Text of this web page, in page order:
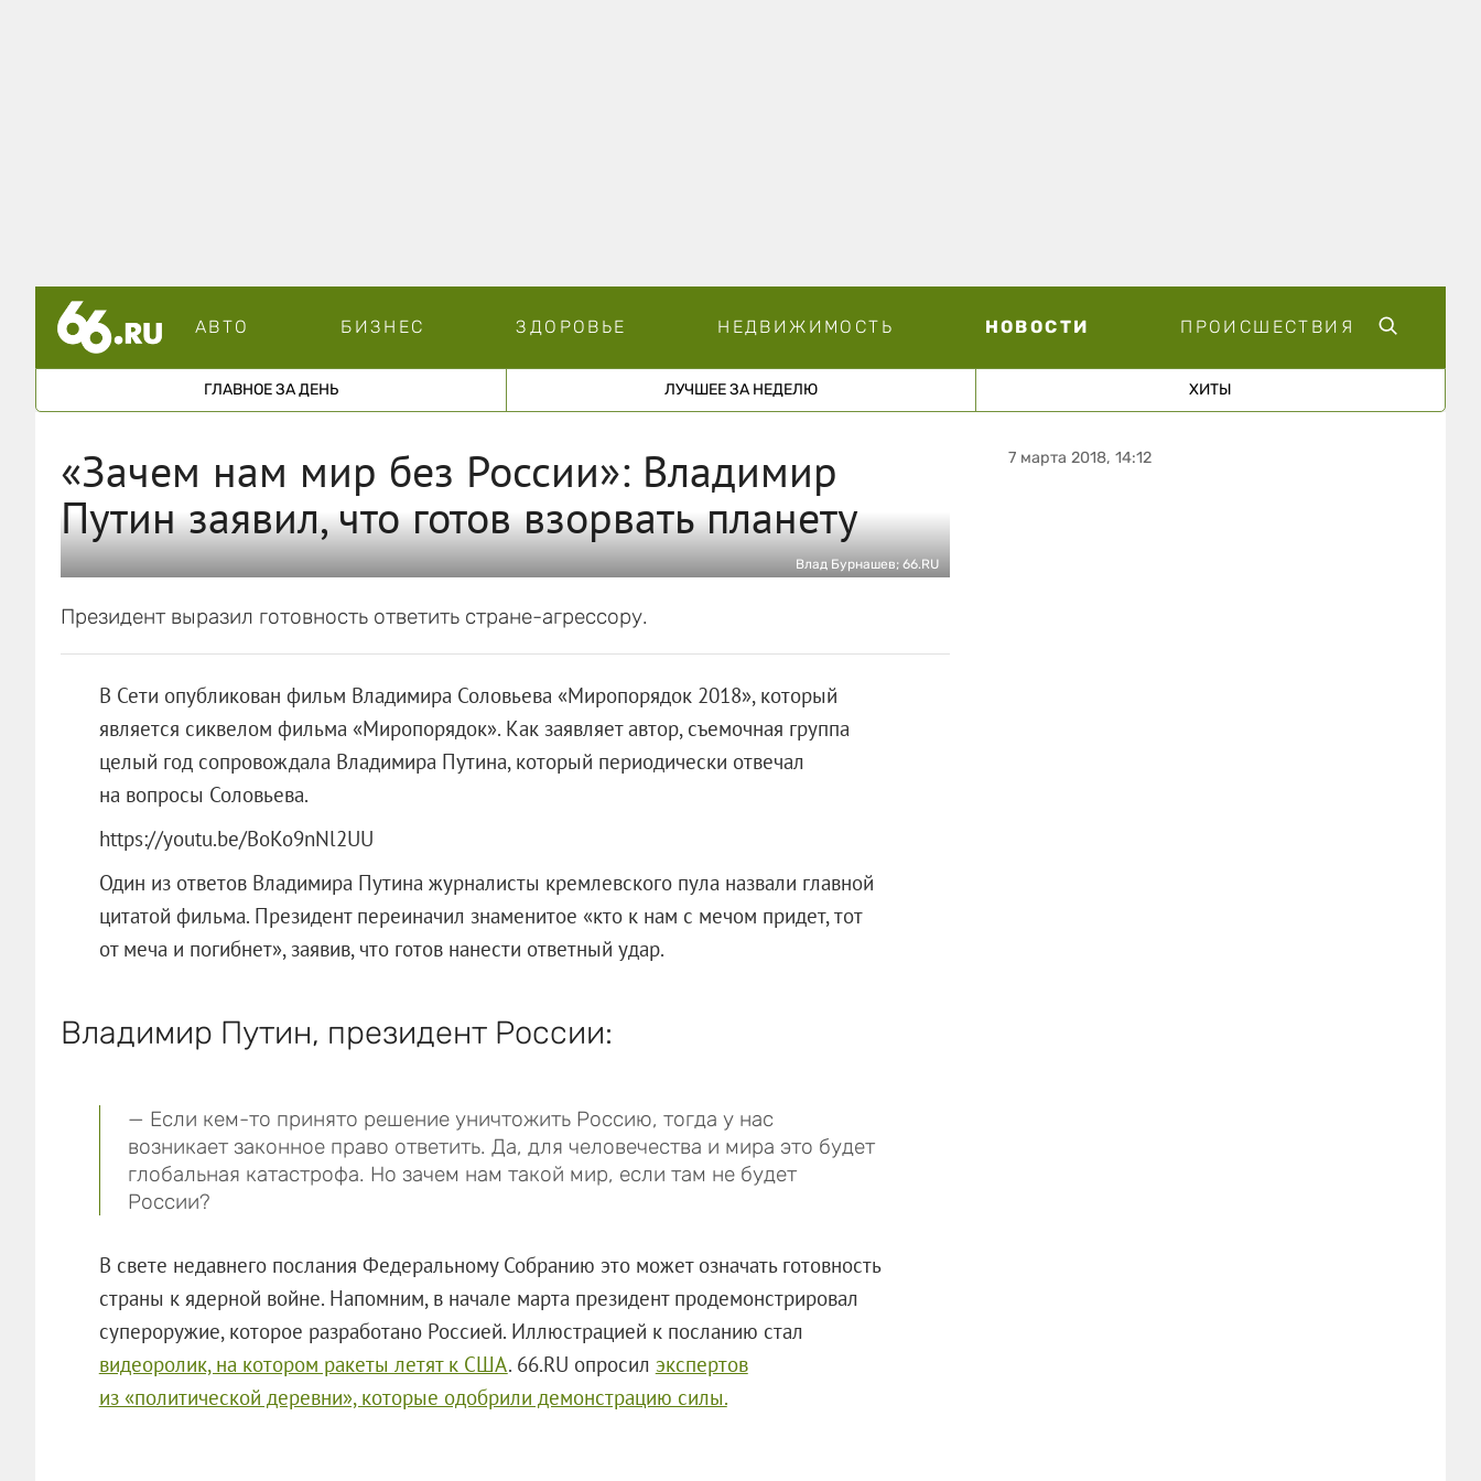
АВТО БИЗНЕС ЗДОРОВЬЕ НЕДВИЖИМОСТЬ НОВОСТИ ПРОИСШЕСТВИЯ
ГЛАВНОЕ ЗА ДЕНЬ ЛУЧШЕЕ ЗА НЕДЕЛЮ ХИТЫ
«Зачем нам мир без России»: Владимир
Путин заявил, что готов взорвать планету
Влад Бурнашев; 66.RU
Президент выразил готовность ответить стране-агрессору.
В Сети опубликован фильм Владимира Соловьева «Миропорядок 2018», который
является сиквелом фильма «Миропорядок». Как заявляет автор, съемочная группа
целый год сопровождала Владимира Путина, который периодически отвечал
на вопросы Соловьева.
https://youtu.be/BoKo9nNl2UU
Один из ответов Владимира Путина журналисты кремлевского пула назвали главной
цитатой фильма. Президент переиначил знаменитое «кто к нам с мечом придет, тот
от меча и погибнет», заявив, что готов нанести ответный удар.
Владимир Путин, президент России:
— Если кем-то принято решение уничтожить Россию, тогда у нас
возникает законное право ответить. Да, для человечества и мира это будет
глобальная катастрофа. Но зачем нам такой мир, если там не будет
России?
В свете недавнего послания Федеральному Собранию это может означать готовность
страны к ядерной войне. Напомним, в начале марта президент продемонстрировал
супероружие, которое разработано Россией. Иллюстрацией к посланию стал
видеоролик, на котором ракеты летят к США. 66.RU опросил экспертов
из «политической деревни», которые одобрили демонстрацию силы.
7 марта 2018, 14:12